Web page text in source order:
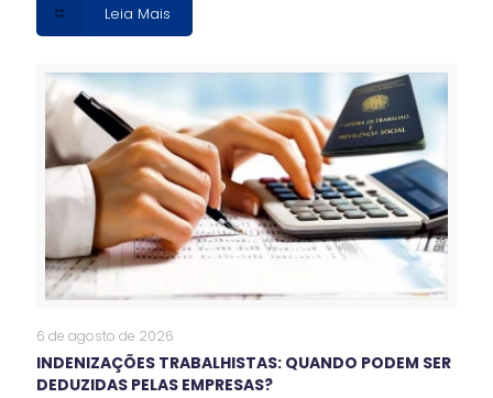
Leia Mais
6 de agosto de 2026
INDENIZAÇÕES TRABALHISTAS: QUANDO PODEM SER
DEDUZIDAS PELAS EMPRESAS?